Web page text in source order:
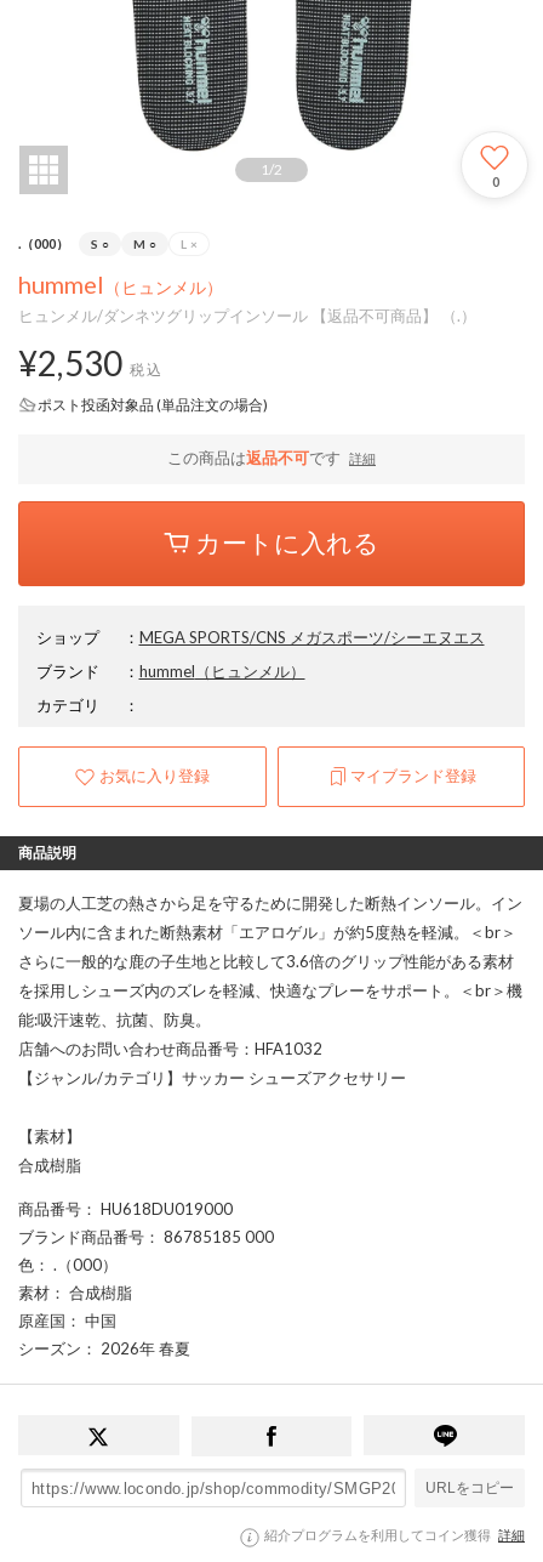
1 /2
0
.（000） S ○ M ○ L ×
hummel （ヒュンメル）
ヒュンメル/ダンネツグリップインソール 【返品不可商品】 （.）
¥2,530 税込
ポスト投函対象品 (単品注文の場合)
この商品は返品不可です 詳細
カートに入れる
ショップ ： MEGA SPORTS/CNS メガスポーツ/シーエヌエス
ブランド
： hummel （ヒュンメル）
カテゴリ
：
お気に入り登録 マイブランド登録
商品説明
夏場の人工芝の熱さから足を守るために開発した断熱インソール。イン
ソール内に含まれた断熱素材「エアロゲル」が約5度熱を軽減。＜br＞
さらに一般的な鹿の子生地と比較して3.6倍のグリップ性能がある素材
を採用しシューズ内のズレを軽減、快適なプレーをサポート。＜br＞機
能:吸汗速乾、抗菌、防臭。
店舗へのお問い合わせ商品番号：HFA1032
【ジャンル/カテゴリ】サッカー シューズアクセサリー
【素材】
合成樹脂
商品番号 ： HU618DU019000
ブランド商品番号 ： 86785185 000
色 ： .（000）
素材 ： 合成樹脂
原産国 ： 中国
シーズン ： 2026年 春夏
URLをコピー
紹介プログラムを利用してコイン獲得 詳細